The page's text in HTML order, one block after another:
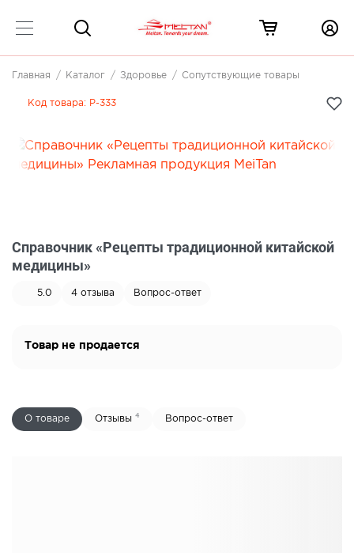
Главная Каталог Здоровье Сопутствующие товары
Справочник «Рецепты традиционной китайской
медицины»
5.0 4 отзыва Вопрос-ответ
Код товара: P-333
Товар не продается
О товаре Отзывы 4 Вопрос-ответ